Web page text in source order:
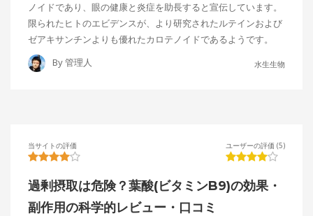
ノイドであり、眼の健康と炎症を助長すると宣伝しています。
限られたヒトのエビデンスが、より研究されたルテインおよび
ゼアキサンチンよりも優れたカロテノイドであるようです。
By管理人 水生生物
当サイトの評価 ユーザーの評価 (5)
過剰摂取は危険？葉酸(ビタミンB9)の効果・
副作用の科学的レビュー・口コミ